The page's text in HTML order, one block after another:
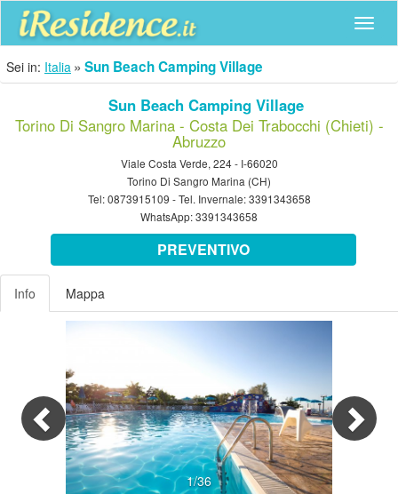
Sei in: Italia Sun Beach Camping Village
Sun Beach Camping Village
Torino Di Sangro Marina - Costa Dei Trabocchi (Chieti) -
Abruzzo
Viale Costa Verde, 224 - I-66020
Torino Di Sangro Marina (CH)
Tel:0873915109 - Tel. Invernale:3391343658
WhatsApp:3391343658
PREVENTIVO
Info Mappa
1/36
Previous